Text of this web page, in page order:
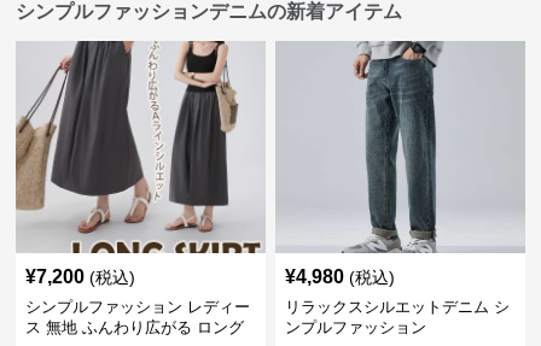
シンプルファッションデニムの新着アイテム
¥7,200 (税込)
シンプルファッション レディー
ス 無地 ふんわり広がる ロング
¥4,980 (税込)
リラックスシルエットデニム シ
ンプルファッション